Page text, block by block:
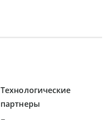
Технологические
партнеры